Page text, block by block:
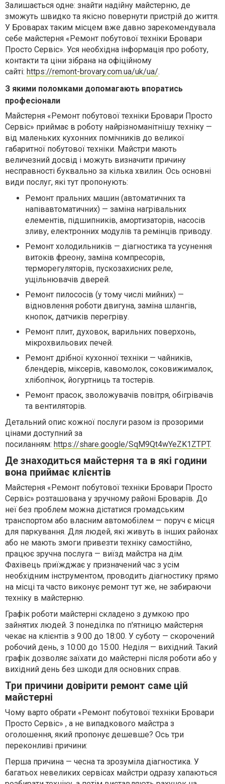
Залишається одне: знайти надійну майстерню, де
зможуть швидко та якісно повернути пристрій до життя.
У Броварах таким місцем вже давно зарекомендувала
себе майстерня «Ремонт побутової техніки Бровари
Просто Сервіс». Уся необхідна інформація про роботу,
контакти та ціни зібрана на офіційному
сайті: https://remont-brovary.com.ua/uk/ua/.
З якими поломками допомагають впоратись
професіонали
Майстерня «Ремонт побутової техніки Бровари Просто
Сервіс» приймає в роботу найрізноманітнішу техніку —
від маленьких кухонних помічників до великої
габаритної побутової техніки. Майстри мають
величезний досвід і можуть визначити причину
несправності буквально за кілька хвилин. Ось основні
види послуг, які тут пропонують:
Ремонт пральних машин (автоматичних та
напівавтоматичних) — заміна нагрівальних
елементів, підшипників, амортизаторів, насосів
зливу, електронних модулів та ремінців приводу.
Ремонт холодильників — діагностика та усунення
витоків фреону, заміна компресорів,
терморегуляторів, пускозахисних реле,
ущільнювачів дверей.
Ремонт пилососів (у тому числі мийних) —
відновлення роботи двигуна, заміна шлангів,
кнопок, датчиків перегріву.
Ремонт плит, духовок, варильних поверхонь,
мікрохвильових печей.
Ремонт дрібної кухонної техніки — чайників,
блендерів, міксерів, кавомолок, соковижималок,
хлібопічок, йогуртниць та тостерів.
Ремонт прасок, зволожувачів повітря, обігрівачів
та вентиляторів.
Детальний опис кожної послуги разом із прозорими
цінами доступний за
посиланням: https://share.google/SqM9Qt4wYeZK1ZTPT.
Де знаходиться майстерня та в які години
вона приймає клієнтів
Майстерня «Ремонт побутової техніки Бровари Просто
Сервіс» розташована у зручному районі Броварів. До
неї без проблем можна дістатися громадським
транспортом або власним автомобілем — поруч є місця
для паркування. Для людей, які живуть в інших районах
або не мають змоги привезти техніку самостійно,
працює зручна послуга — виїзд майстра на дім.
Фахівець приїжджає у призначений час з усім
необхідним інструментом, проводить діагностику прямо
на місці та часто виконує ремонт тут же, не забираючи
техніку в майстерню.
Графік роботи майстерні складено з думкою про
зайнятих людей. З понеділка по п'ятницю майстерня
чекає на клієнтів з 9:00 до 18:00. У суботу — скорочений
робочий день, з 10:00 до 15:00. Неділя — вихідний. Такий
графік дозволяє заїхати до майстерні після роботи або у
вихідний день без шкоди для основних справ.
Три причини довірити ремонт саме цій
майстерні
Чому варто обрати «Ремонт побутової техніки Бровари
Просто Сервіс» , а не випадкового майстра з
оголошення, який пропонує дешевше? Ось три
переконливі причини:
Перша причина — чесна та зрозуміла діагностика. У
багатьох невеликих сервісах майстри одразу хапаються